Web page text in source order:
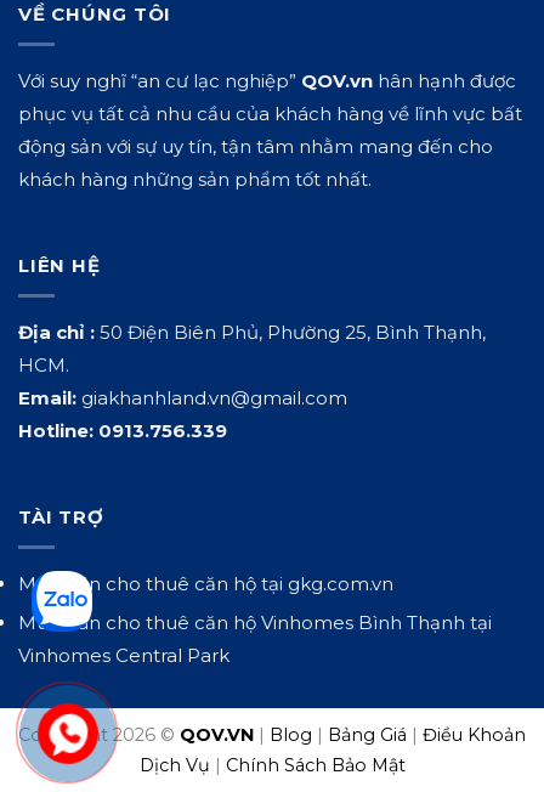
VỀ CHÚNG TÔI
Với suy nghĩ “an cư lạc nghiệp” QOV.vn hân hạnh được
phục vụ tất cả nhu cầu của khách hàng về lĩnh vực bất
động sản với sự uy tín, tận tâm nhằm mang đến cho
khách hàng những sản phẩm tốt nhất.
LIÊN HỆ
Địa chỉ : 50 Điện Biên Phủ, Phường 25, Bình Thạnh,
HCM.
Email: giakhanhland.vn@gmail.com
Hotline: 0913.756.339
TÀI TRỢ
Mua bán cho thuê căn hộ tại gkg.com.vn
Mua bán cho thuê căn hộ Vinhomes Bình Thạnh tại
Vinhomes Central Park
Copyright 2026 © QOV.VN Blog Bảng Giá
Điều Khoản
Dịch Vụ
Chính Sách Bảo Mật